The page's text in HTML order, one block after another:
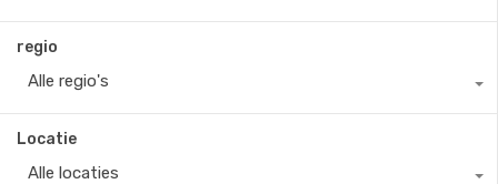
regio
Alle regio's
Locatie
Alle locaties